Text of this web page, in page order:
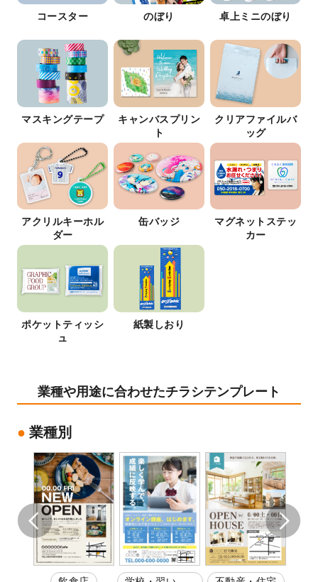
コースター のぼり 卓上ミニのぼり
マスキングテープ
キャンバスプリン
ト
クリアファイルバ
ッグ
アクリルキーホル
ダー
缶バッジ
マグネットステッ
カー
ポケットティッシ
ュ
紙製しおり
業種や用途に合わせたチラシテンプレート
業種別